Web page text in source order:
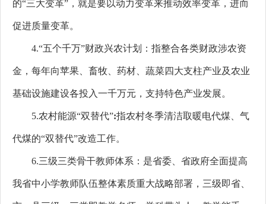
的“三大变革”，就是要以动力变革来推动效率变革，进而
促进质量变革。
4.“五个千万”财政兴农计划：指整合各类财政涉农资
金，每年向苹果、畜牧、药材、蔬菜四大支柱产业及农业
基础设施建设各投入一千万元，支持特色产业发展。
5.农村能源“双替代”:指农村冬季清洁取暖电代煤、气
代煤的“双替代”改造工作。
6.三级三类骨干教师体系： 是省委、省政府全面提高
我省中小学教师队伍整体素质重大战略部署，三级即省、